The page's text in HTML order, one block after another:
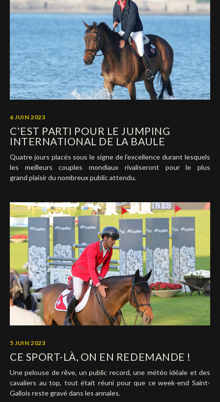
6 JUIN 2023
C'EST PARTI POUR LE JUMPING
INTERNATIONAL DE LA BAULE
Quatre jours placés sous le signe de l’excellence durant lesquels
les meilleurs couples mondiaux rivaliseront pour le plus
grand plaisir du nombreux public attendu.
5 JUIN 2023
CE SPORT-LÀ, ON EN REDEMANDE !
Une pelouse de rêve, un public record, une météo idéale et des
cavaliers au top, tout était réuni pour que ce week-end Saint-
Gallois reste gravé dans les annales.